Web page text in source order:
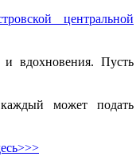
центральной
вдохновения. Пусть
может подать